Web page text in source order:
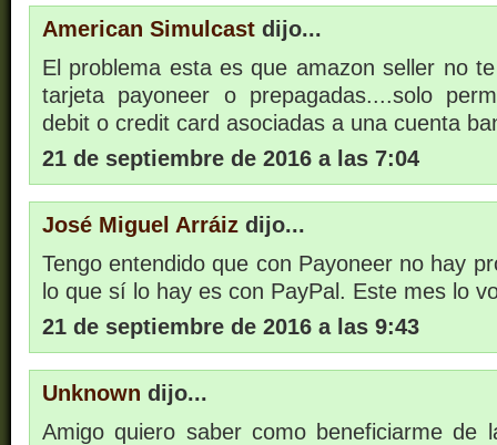
American Simulcast dijo...
El problema esta es que amazon seller no
tarjeta payoneer o prepagadas....solo
debit o credit card asociadas a una cuenta
21 de septiembre de 2016 a las 7:04
José Miguel Arráiz dijo...
Tengo entendido que con Payoneer no hay
lo que sí lo hay es con PayPal. Este mes lo
21 de septiembre de 2016 a las 9:43
Unknown dijo...
Amigo quiero saber como beneficiarme de